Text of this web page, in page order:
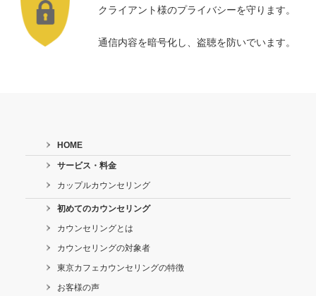
クライアント様のプライバシーを守ります。
通信内容を暗号化し、盗聴を防いでいます。
HOME
サービス・料金
カップルカウンセリング
初めてのカウンセリング
カウンセリングとは
カウンセリングの対象者
東京カフェカウンセリングの特徴
お客様の声